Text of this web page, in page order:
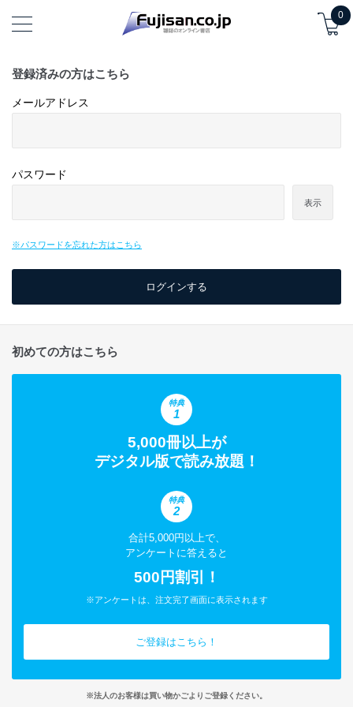
0
登録済みの方はこちら
メールアドレス
パスワード
表示
※パスワードを忘れた方はこちら
初めての方はこちら
特典
1
5,000冊以上が
デジタル版で読み放題！
特典
2
合計5,000円以上で、
アンケートに答えると
500円割引！
※アンケートは、注文完了画面に表示されます
ご登録はこちら！
※法人のお客様は買い物かごよりご登録ください。